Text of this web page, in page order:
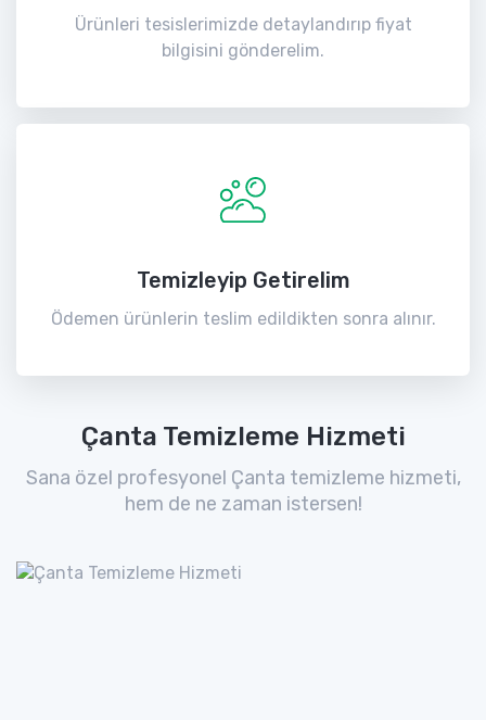
Ürünleri tesislerimizde detaylandırıp fiyat
bilgisini gönderelim.
Temizleyip Getirelim
Ödemen ürünlerin teslim edildikten sonra alınır.
Çanta Temizleme Hizmeti
Sana özel profesyonel Çanta temizleme hizmeti,
hem de ne zaman istersen!